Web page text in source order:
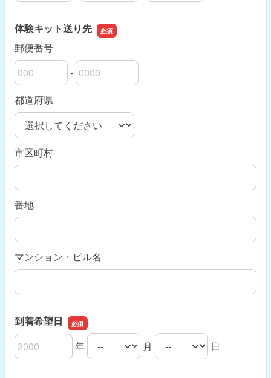
体験キット送り先
郵便番号
郵便番号の上3桁
-
郵便番号の下4桁
都道府県
市区町村
番地
マンション・ビル名
到着希望日
到着希望日の年
年
到着希望日の月 月
到着希望日の日 日